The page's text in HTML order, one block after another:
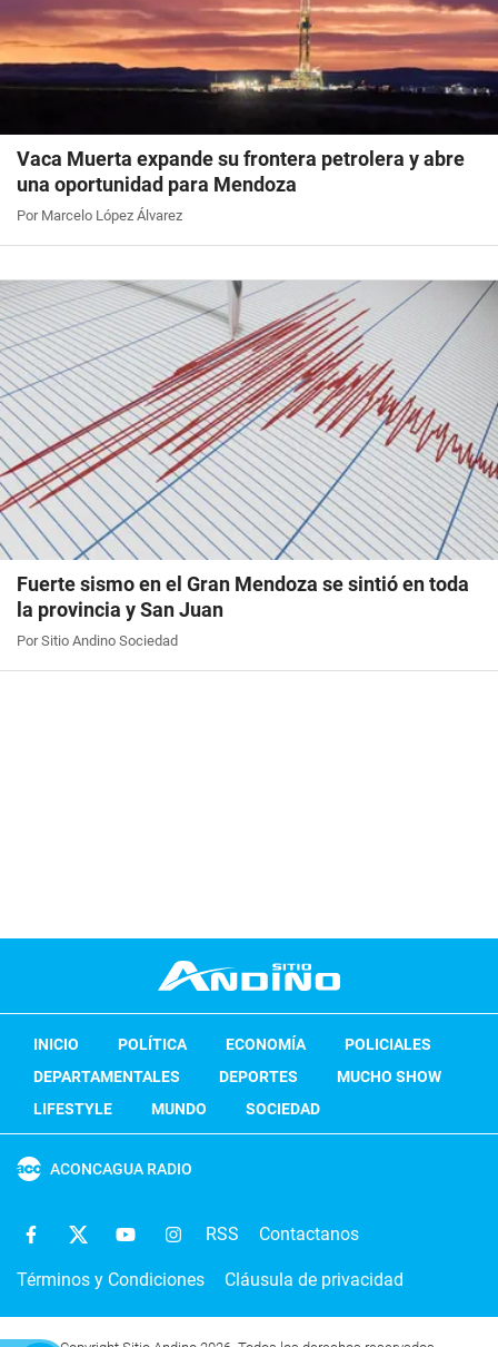
Vaca Muerta expande su frontera petrolera y abre
una oportunidad para Mendoza
Por Marcelo López Álvarez
Fuerte sismo en el Gran Mendoza se sintió en toda
la provincia y San Juan
Por Sitio Andino Sociedad
INICIO POLÍTICA ECONOMÍA
POLICIALES
DEPARTAMENTALES
DEPORTES
MUCHO SHOW
LIFESTYLE
MUNDO SOCIEDAD
ACONCAGUA RADIO
RSS Contactanos
Términos y Condiciones Cláusula de privacidad